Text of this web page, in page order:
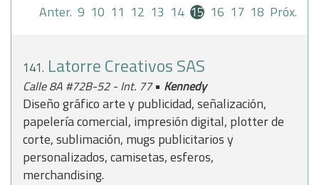
Anter. 9 10 11 12 13 14 15 16 17 18 Próx.
141. Latorre Creativos SAS
Calle 8A #72B-52 - Int. 77• Kennedy
Diseño gráfico arte y publicidad, señalización,
papelería comercial, impresión digital, plotter de
corte, sublimación, mugs publicitarios y
personalizados, camisetas, esferos,
merchandising.